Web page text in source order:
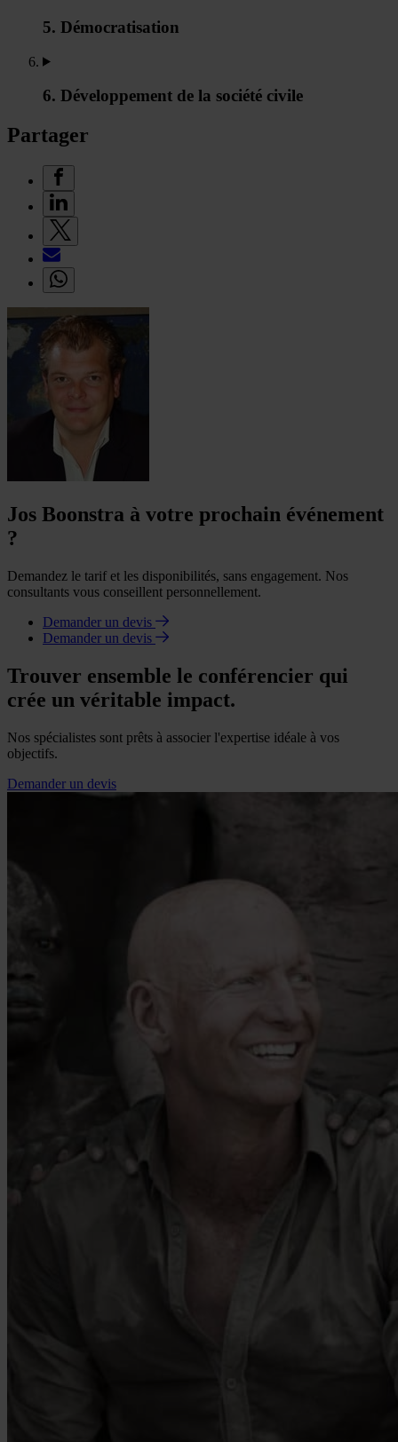
5. Démocratisation
6. Développement de la société civile
Partager
Jos Boonstra à votre prochain événement
?
Demandez le tarif et les disponibilités, sans engagement. Nos
consultants vous conseillent personnellement.
Demander un devis
Demander un devis
Trouver ensemble le conférencier qui
crée un véritable impact.
Nos spécialistes sont prêts à associer l'expertise idéale à vos
objectifs.
Demander un devis